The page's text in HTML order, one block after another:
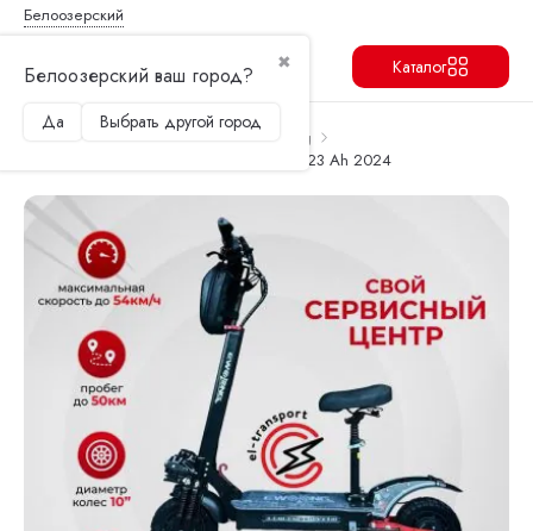
Белоозерский
✖
Белоозерский ваш город?
Да Выбрать другой город
Каталог
Главная Электросамокаты
Wo Long
Электросамокат Wolong M5 Pro 2000W 23 Ah 2024
Продолжить Перейти в корзину